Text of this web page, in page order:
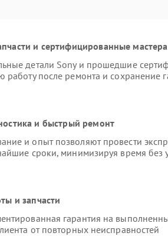
и сертифицированные мастера
детали Sony и прошедшие
работу после ремонта и сохранение
и быстрый ремонт
и опыт позволяют провести
сроки, минимизируя время без
и запчасти
гарантия на
от повторных неисправностей